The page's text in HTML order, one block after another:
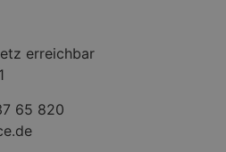
erreichbar
65 820